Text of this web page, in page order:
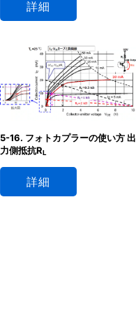
詳細
5-16. フォトカプラーの使い方 出
力側抵抗RL
詳細